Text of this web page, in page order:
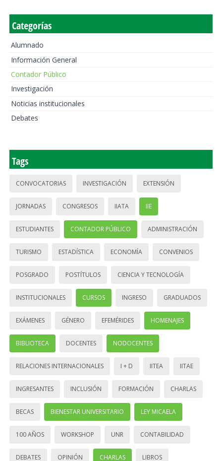
Categorías
Alumnado
Información General
Contador Público
Investigación
Noticias institucionales
Debates
Tags
CONVOCATORIAS INVESTIGACIÓN EXTENSIÓN
JORNADAS CONGRESOS IIATA IIE
ESTUDIANTES CONTADOR PÚBLICO ADMINISTRACIÓN
TURISMO ESTADÍSTICA ECONOMÍA CONVENIOS
POSGRADO POSTÍTULOS CIENCIA Y TECNOLOGÍA
INSTITUCIONALES CURSOS INGRESO GRADUADOS
EXÁMENES GÉNERO EFEMÉRIDES HOMENAJES
BIBLIOTECA DOCENTES NODOCENTES
RELACIONES INTERNACIONALES I + D IITEA IITAE
INGRESANTES INCLUSIÓN FORMACIÓN CHARLAS
BECAS BIENESTAR UNIVERSITARIO LEY MICAELA
100 AÑOS WORKSHOP UNR CONTABILIDAD
DEBATES OPINIÓN CHARLAS LIBROS